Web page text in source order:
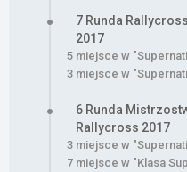
7 Runda
2017
5 miejsce w
3 miejsce w
6 Runda
Rallycross 2017
3 miejsce w
7 miejsce w "Klasa